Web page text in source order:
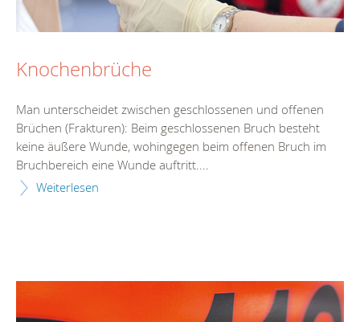
Knochenbrüche
Man unterscheidet zwischen geschlossenen und offenen
Brüchen (Frakturen): Beim geschlossenen Bruch besteht
keine äußere Wunde, wohingegen beim offenen Bruch im
Bruchbereich eine Wunde auftritt....
Weiterlesen